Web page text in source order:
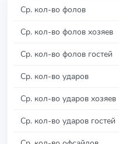
Ср. кол-во фолов
Ср. кол-во фолов хозяев
Ср. кол-во фолов гостей
Ср. кол-во ударов
Ср. кол-во ударов хозяев
Ср. кол-во ударов гостей